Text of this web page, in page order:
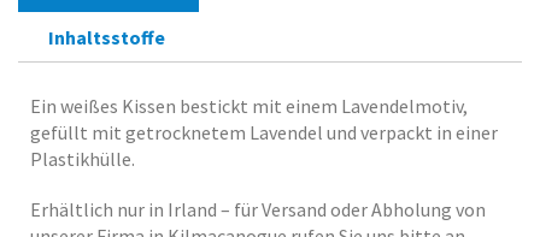
Inhaltsstoffe
Ein weißes Kissen bestickt mit einem Lavendelmotiv,
gefüllt mit getrocknetem Lavendel und verpackt in einer
Plastikhülle.
Erhältlich nur in Irland – für Versand oder Abholung von